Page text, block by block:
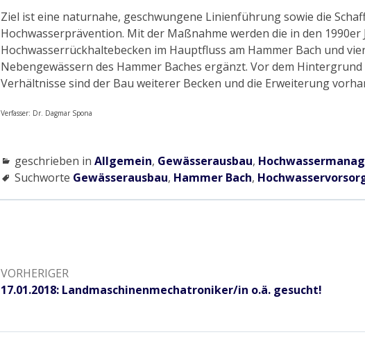
Ziel ist eine naturnahe, geschwungene Linienführung sowie die
Hochwasserprävention. Mit der Maßnahme werden die in den
Hochwasserrückhaltebecken im Hauptfluss am Hammer Bach und
Nebengewässern des Hammer Baches ergänzt. Vor dem
Verhältnisse sind der Bau weiterer Becken und die Erweiterung
Verfasser: Dr. Dagmar Spona
geschrieben inAllgemein, Gewässerausbau,
Suchworte Gewässerausbau, Hammer Bach,
VORHERIGER
Vorheriger:
17.01.2018: Landmaschinenmechatroniker/in o.ä. gesucht!